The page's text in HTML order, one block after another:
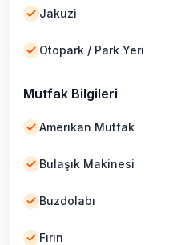
Jakuzi
Otopark / Park Yeri
Mutfak Bilgileri
Amerikan Mutfak
Bulaşık Makinesi
Buzdolabı
Fırın